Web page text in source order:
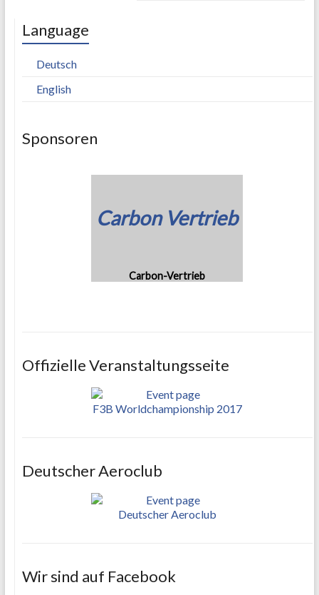
Language
Deutsch
English
Sponsoren
Carbon Vertrieb
Carbon-Vertrieb
Offizielle Veranstaltungsseite
F3B Worldchampionship 2017
Deutscher Aeroclub
Deutscher Aeroclub
Wir sind auf Facebook